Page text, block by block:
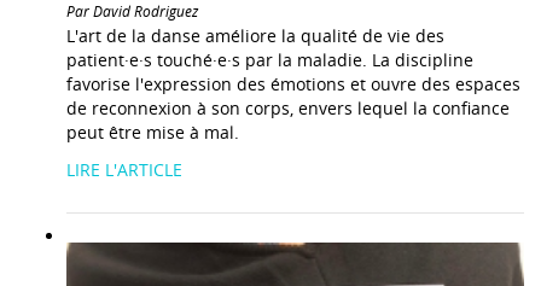
Par David Rodriguez
L'art de la danse améliore la qualité de vie des
patient·e·s touché·e·s par la maladie. La discipline
favorise l'expression des émotions et ouvre des espaces
de reconnexion à son corps, envers lequel la confiance
peut être mise à mal.
LIRE L'ARTICLE